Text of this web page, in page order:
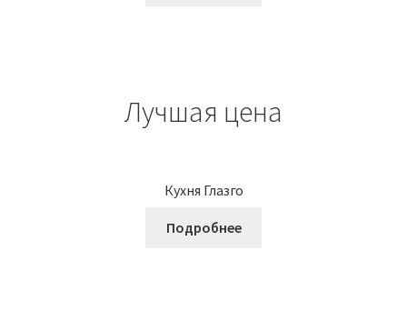
Лучшая цена
Кухня Глазго
Подробнее